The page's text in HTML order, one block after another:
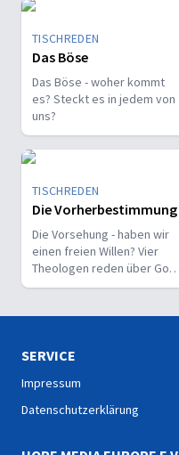
TISCHREDEN
Das Böse
Das Böse - woher kommt
es? Steckt es in jedem von
uns?
TISCHREDEN
Die Vorherbestimmung
Die Vorsehung - haben wir
einen freien Willen? Vier
Theologen reden über Gott
und die Welt und vor allem
SERVICE
Impressum
Datenschutzerklärung